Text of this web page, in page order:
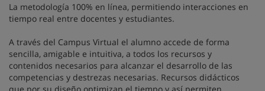
La metodología 100% en línea, permitiendo interacciones en
tiempo real entre docentes y estudiantes.
A través del Campus Virtual el alumno accede de forma
sencilla, amigable e intuitiva, a todos los recursos y
contenidos necesarios para alcanzar el desarrollo de las
competencias y destrezas necesarias. Recursos didácticos